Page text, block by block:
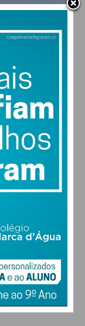
vento: 1m/s E
29
TER
ALTERAR
PAÇOS DE